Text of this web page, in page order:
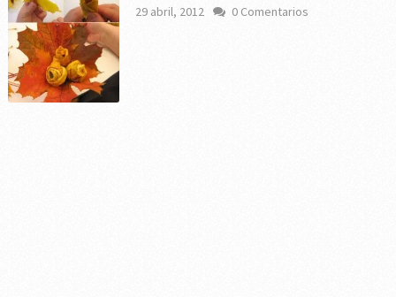
29 abril, 2012 0 Comentarios